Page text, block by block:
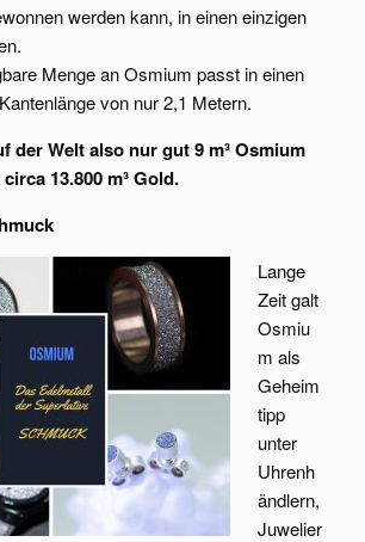
werden kann, in einen einzigen
Menge an Osmium passt in einen
von nur 2,1 Metern.
der Welt also nur gut 9 m³ Osmium
13.800 m³ Gold.
Lange
Zeit galt
Osmiu
m als
Geheim
tipp
unter
Uhrenh
ändlern,
Juwelier